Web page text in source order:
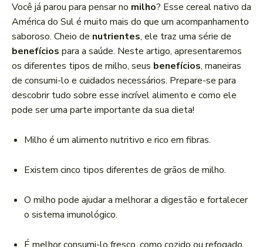
d
o
r
d
e
á
u
d
o
Você já parou para pensar no milho? Esse cereal nativo da
América do Sul é muito mais do que um acompanhamento
saboroso. Cheio de nutrientes, ele traz uma série de
benefícios para a saúde. Neste artigo, apresentaremos
os diferentes tipos de milho, seus benefícios, maneiras
de consumi-lo e cuidados necessários. Prepare-se para
descobrir tudo sobre esse incrível alimento e como ele
pode ser uma parte importante da sua dieta!
Milho é um alimento nutritivo e rico em fibras.
Existem cinco tipos diferentes de grãos de milho.
O milho pode ajudar a melhorar a digestão e fortalecer
o sistema imunológico.